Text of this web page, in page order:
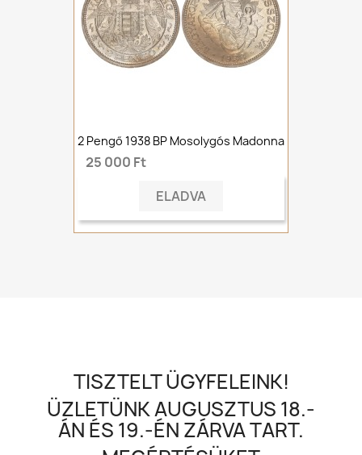
2 Pengő 1938 BP Mosolygós Madonna
25 000 Ft
ELADVA
TISZTELT ÜGYFELEINK!
ÜZLETÜNK AUGUSZTUS 18.-
ÁN ÉS 19.-ÉN ZÁRVA TART.